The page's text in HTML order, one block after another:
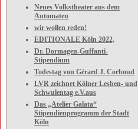
Neues Volkstheater aus dem
Automaten
wir wollen reden!
EDITIONALE Köln 2022,
Dr. Dormagen-Guffanti-
Stipendium
Todestag von Gérard J. Corboud
LVR zeichnet Kölner Lesben- und
Schwulentag e.V.aus
Das „Atelier Galata“
Stipendienprogramm der Stadt
Köln